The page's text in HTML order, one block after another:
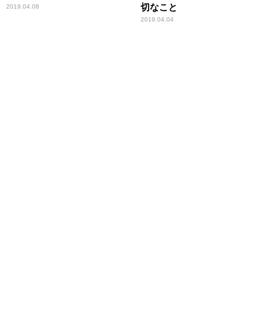
2019.04.08
切なこと
2019.04.04